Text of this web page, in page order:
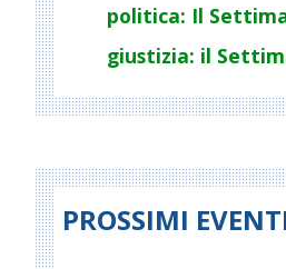
politica: Il
giustizia: il
PROSSIMI